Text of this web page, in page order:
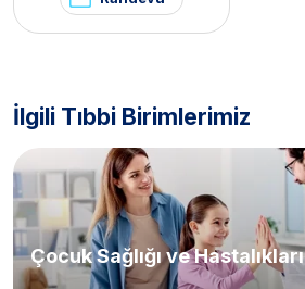
İlgili Tıbbi Birimlerimiz
Çocuk Sağlığı ve Hastalıkları